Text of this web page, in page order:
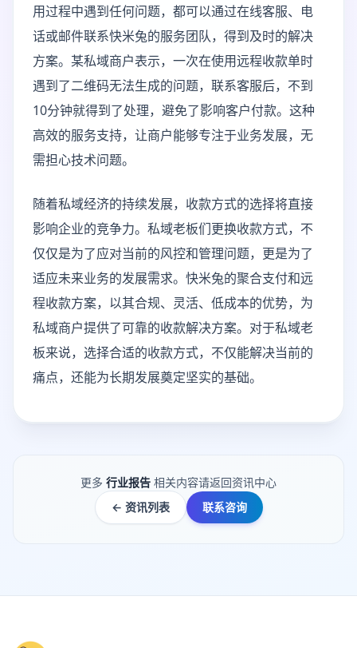
用过程中遇到任何问题，都可以通过在线客服、电
话或邮件联系快米兔的服务团队，得到及时的解决
方案。某私域商户表示，一次在使用远程收款单时
遇到了二维码无法生成的问题，联系客服后，不到
10分钟就得到了处理，避免了影响客户付款。这种
高效的服务支持，让商户能够专注于业务发展，无
需担心技术问题。
随着私域经济的持续发展，收款方式的选择将直接
影响企业的竞争力。私域老板们更换收款方式，不
仅仅是为了应对当前的风控和管理问题，更是为了
适应未来业务的发展需求。快米兔的聚合支付和远
程收款方案，以其合规、灵活、低成本的优势，为
私域商户提供了可靠的收款解决方案。对于私域老
板来说，选择合适的收款方式，不仅能解决当前的
痛点，还能为长期发展奠定坚实的基础。
更多 行业报告 相关内容请返回资讯中心
← 资讯列表
联系咨询